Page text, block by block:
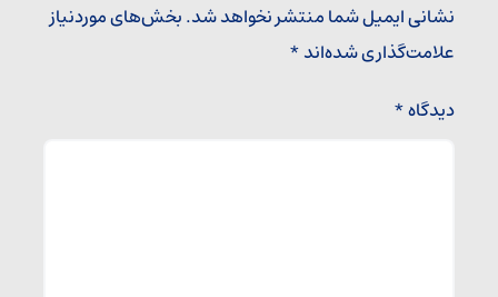
نشانی ایمیل شما منتشر نخواهد شد.بخش‌های موردنیاز
علامت‌گذاری شده‌اند*
دیدگاه*